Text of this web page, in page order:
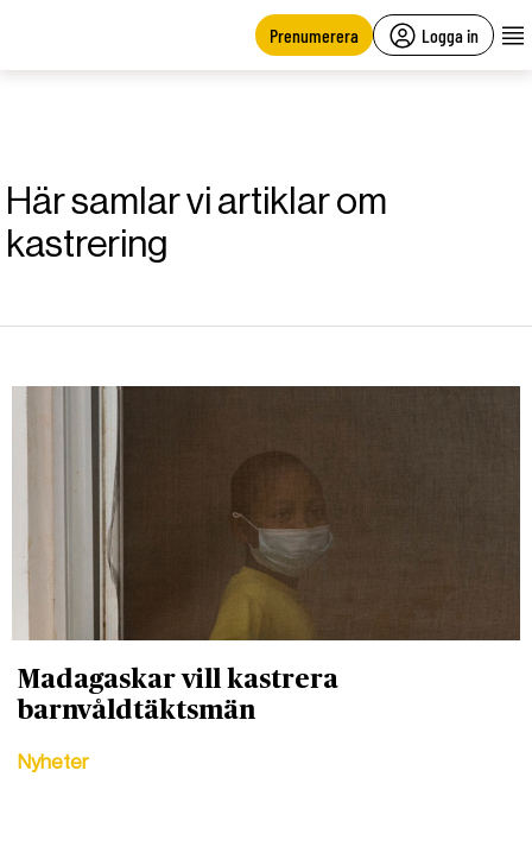
Prenumerera Logga in
Här samlar vi artiklar om
kastrering
Madagaskar vill kastrera
barnvåldtäktsmän
Nyheter